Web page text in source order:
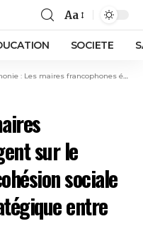
Aa
SOCIETE
échangent sur le renforcement de la cohésion sociale et la coopération stratégique entre municipalités
sur le
sociale
entre